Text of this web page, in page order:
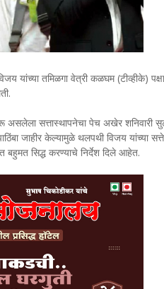
यांच्या तमिळगा वेत्री कळघम (टीव्हीके)
असलेला सत्तास्थापनेचा पेच अखेर शनिवारी
जाहीर केल्यामुळे थलपथी विजय यांच्या
बहुमत सिद्ध करण्याचे निर्देश दिले आहेत.